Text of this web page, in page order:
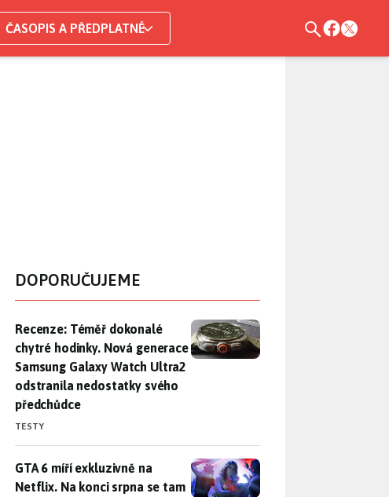
ČASOPIS A PŘEDPLATNÉ
DOPORUČUJEME
Recenze: Téměř dokonalé chytré hodinky. Nová generace
Recenze: Téměř dokonalé
chytré hodinky. Nová generace
Samsung Galaxy Watch Ultra2
odstranila nedostatky svého
předchůdce
TESTY
GTA 6 míří exkluzivně na Netflix. Na konci srpna se tam objeví
GTA 6 míří exkluzivně na
Netflix. Na konci srpna se tam